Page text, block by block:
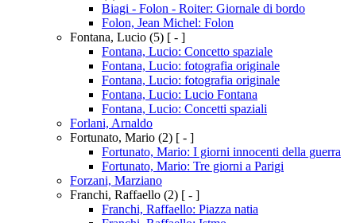
Biagi - Folon - Roiter: Giornale di bordo
Folon, Jean Michel: Folon
Fontana, Lucio (5) [ - ]
Fontana, Lucio: Concetto spaziale
Fontana, Lucio: fotografia originale
Fontana, Lucio: fotografia originale
Fontana, Lucio: Lucio Fontana
Fontana, Lucio: Concetti spaziali
Forlani, Arnaldo
Fortunato, Mario (2) [ - ]
Fortunato, Mario: I giorni innocenti della guerra
Fortunato, Mario: Tre giorni a Parigi
Forzani, Marziano
Franchi, Raffaello (2) [ - ]
Franchi, Raffaello: Piazza natia